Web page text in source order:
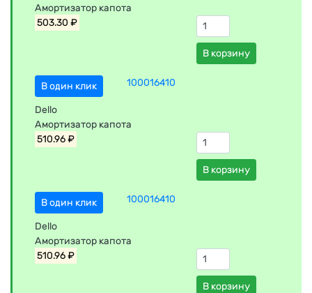
Амортизатор капота
503.30 ₽
В корзину
В один клик 100016410
Dello
Амортизатор капота
510.96 ₽
В корзину
В один клик 100016410
Dello
Амортизатор капота
510.96 ₽
В корзину